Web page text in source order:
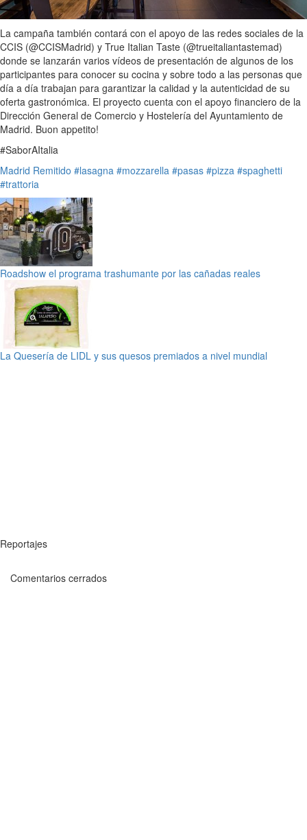
La campaña también contará con el apoyo de las redes sociales de la
CCIS (@CCISMadrid) y True Italian Taste (@trueitaliantastemad)
donde se lanzarán varios vídeos de presentación de algunos de los
participantes para conocer su cocina y sobre todo a las personas que
día a día trabajan para garantizar la calidad y la autenticidad de su
oferta gastronómica. El proyecto cuenta con el apoyo financiero de la
Dirección General de Comercio y Hostelería del Ayuntamiento de
Madrid. Buon appetito!
#SaborAItalia
Madrid Remitido #lasagna #mozzarella #pasas #pizza #spaghetti
#trattoria
Roadshow el programa trashumante por las cañadas reales
La Quesería de LIDL y sus quesos premiados a nivel mundial
Reportajes
Comentarios cerrados